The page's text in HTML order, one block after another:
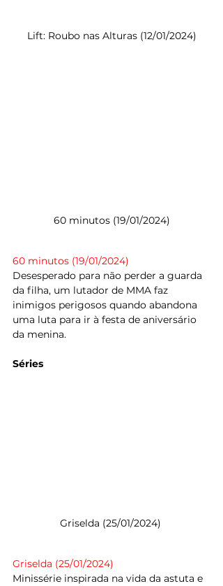
Lift: Roubo nas Alturas (12/01/2024)
60 minutos (19/01/2024)
60 minutos (19/01/2024)
Desesperado para não perder a guarda
da filha, um lutador de MMA faz
inimigos perigosos quando abandona
uma luta para ir à festa de aniversário
da menina.
Séries
Griselda (25/01/2024)
Griselda (25/01/2024)
Minissérie inspirada na vida da astuta e